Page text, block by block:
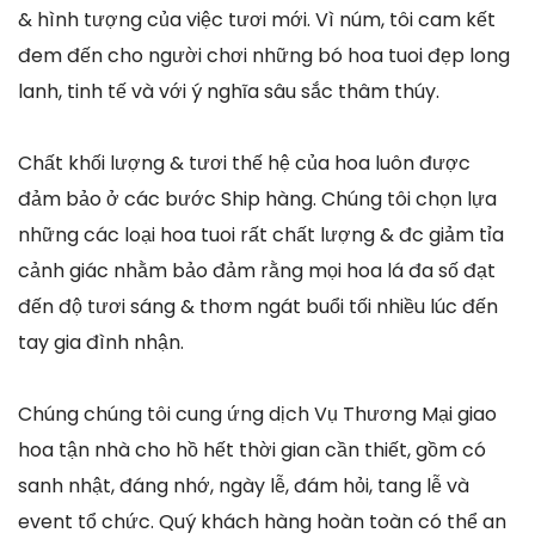
& hình tượng của việc tươi mới. Vì núm, tôi cam kết
đem đến cho người chơi những bó hoa tuoi đẹp long
lanh, tinh tế và với ý nghĩa sâu sắc thâm thúy.
Chất khối lượng & tươi thế hệ của hoa luôn được
đảm bảo ở các bước Ship hàng. Chúng tôi chọn lựa
những các loại hoa tuoi rất chất lượng & đc giảm tỉa
cảnh giác nhằm bảo đảm rằng mọi hoa lá đa số đạt
đến độ tươi sáng & thơm ngát buổi tối nhiều lúc đến
tay gia đình nhận.
Chúng chúng tôi cung ứng dịch Vụ Thương Mại giao
hoa tận nhà cho hồ hết thời gian cần thiết, gồm có
sanh nhật, đáng nhớ, ngày lễ, đám hỏi, tang lễ và
event tổ chức. Quý khách hàng hoàn toàn có thể an